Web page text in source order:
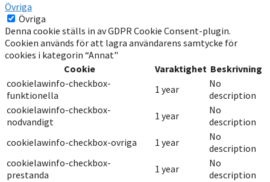
Övriga
Övriga
Denna cookie ställs in av GDPR Cookie Consent-plugin.
Cookien används för att lagra användarens samtycke för
cookies i kategorin “Annat"
Cookie
Varaktighet Beskrivning
cookielawinfo-checkbox-
funktionella
1 year
No
description
cookielawinfo-checkbox-
nodvandigt
1 year
No
description
cookielawinfo-checkbox-ovriga
1 year
No
description
cookielawinfo-checkbox-
prestanda
1 year
No
description